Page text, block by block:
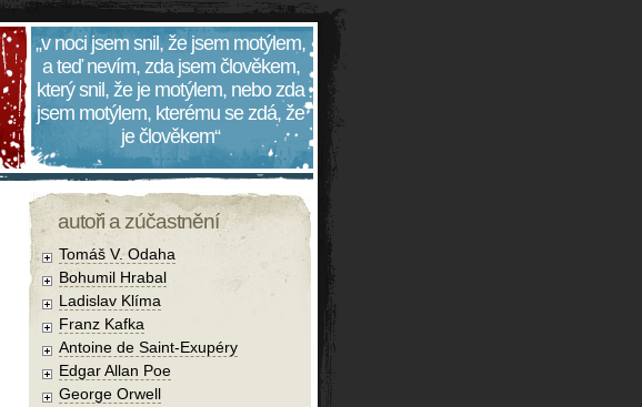
„v noci jsem snil, že jsem motýlem,
a teď nevím, zda jsem člověkem,
který snil, že je motýlem, nebo zda
jsem motýlem, kterému se zdá, že
je člověkem“
autoři a zúčastnění
Tomáš V. Odaha
Bohumil Hrabal
Ladislav Klíma
Franz Kafka
Antoine de Saint-Exupéry
Edgar Allan Poe
George Orwell